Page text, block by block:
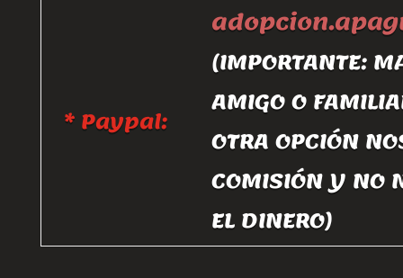
* Paypal:
(IMPORTANTE:
AMIGO O
OTRA OPCIÓN
COMISIÓN Y NO
EL DINERO)